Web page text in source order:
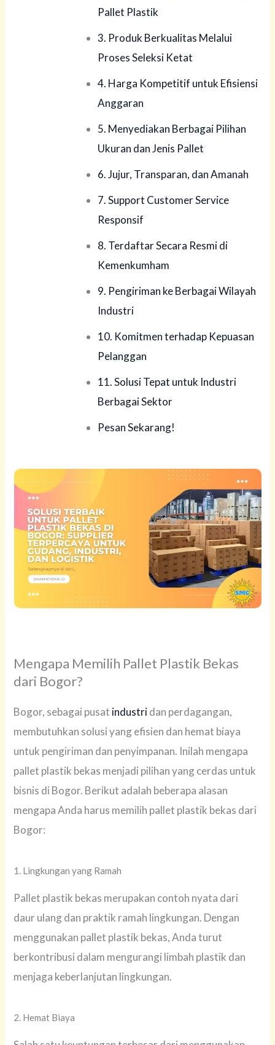
Pallet Plastik
3. Produk Berkualitas Melalui
Proses Seleksi Ketat
4. Harga Kompetitif untuk Efisiensi
Anggaran
5. Menyediakan Berbagai Pilihan
Ukuran dan Jenis Pallet
6. Jujur, Transparan, dan Amanah
7. Support Customer Service
Responsif
8. Terdaftar Secara Resmi di
Kemenkumham
9. Pengiriman ke Berbagai Wilayah
Industri
10. Komitmen terhadap Kepuasan
Pelanggan
11. Solusi Tepat untuk Industri
Berbagai Sektor
Pesan Sekarang!
Mengapa Memilih Pallet Plastik Bekas
dari Bogor?
Bogor, sebagai pusat industridan perdagangan,
membutuhkan solusi yang efisien dan hemat biaya
untuk pengiriman dan penyimpanan. Inilah mengapa
pallet plastik bekas menjadi pilihan yang cerdas untuk
bisnis di Bogor. Berikut adalah beberapa alasan
mengapa Anda harus memilih pallet plastik bekas dari
Bogor:
1. Lingkungan yang Ramah
Pallet plastik bekas merupakan contoh nyata dari
daur ulang dan praktik ramah lingkungan. Dengan
menggunakan pallet plastik bekas, Anda turut
berkontribusi dalam mengurangi limbah plastik dan
menjaga keberlanjutan lingkungan.
2. Hemat Biaya